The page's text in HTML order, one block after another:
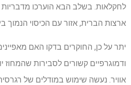
לחקלאות. בשלב הבא הוערכו מדבריות
ארצות הברית, אזור עם הכיסוי הנמוך
יתר על כן, החוקרים בדקו האם
ודמוגרפיים קשורים לסבירות שהמחוז
אוויר. נעשה שימוש במודלים של